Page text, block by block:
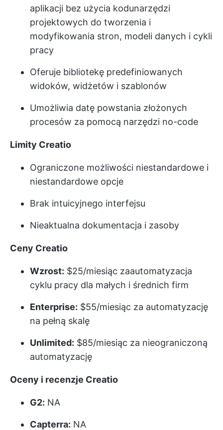
aplikacji bez użycia kodunarzędzi
projektowych do tworzenia i
modyfikowania stron, modeli danych i cykli
pracy
Oferuje bibliotekę predefiniowanych
widoków, widżetów i szablonów
Umożliwia datę powstania złożonych
procesów za pomocą narzędzi no-code
Limity Creatio
Ograniczone możliwości niestandardowe i
niestandardowe opcje
Brak intuicyjnego interfejsu
Nieaktualna dokumentacja i zasoby
Ceny Creatio
Wzrost: $25/miesiąc zaautomatyzacja
cyklu pracy dla małych i średnich firm
Enterprise: $55/miesiąc za automatyzację
na pełną skalę
Unlimited: $85/miesiąc za nieograniczoną
automatyzację
Oceny i recenzje Creatio
G2: NA
Capterra: NA